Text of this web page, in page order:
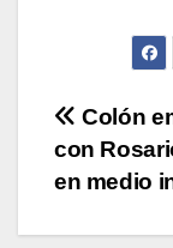
p
b
o
k
de
Colón
con
en medio